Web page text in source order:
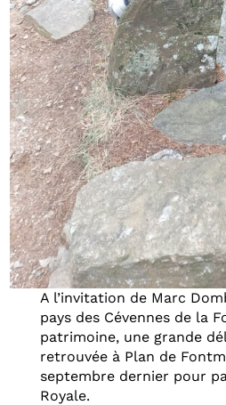
A l’invitation de Marc
pays des Cévennes de la
patrimoine, une grande
retrouvée à Plan de
septembre dernier pour
Royale.